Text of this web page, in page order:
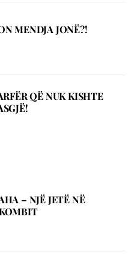
MENDJA JONË?!
QË NUK KISHTE
– NJЁ JETЁ NЁ